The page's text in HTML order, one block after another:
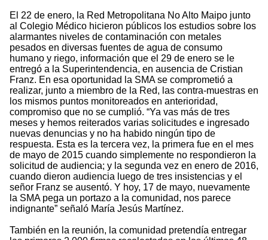
El 22 de enero, la Red Metropolitana No Alto Maipo junto
al Colegio Médico hicieron públicos los estudios sobre los
alarmantes niveles de contaminación con metales
pesados en diversas fuentes de agua de consumo
humano y riego, información que el 29 de enero se le
entregó a la Superintendencia, en ausencia de Cristian
Franz. En esa oportunidad la SMA se comprometió a
realizar, junto a miembro de la Red, las contra-muestras en
los mismos puntos monitoreados en anterioridad,
compromiso que no se cumplió. “Ya vas más de tres
meses y hemos reiterados varias solicitudes e ingresado
nuevas denuncias y no ha habido ningún tipo de
respuesta. Esta es la tercera vez, la primera fue en el mes
de mayo de 2015 cuando simplemente no respondieron la
solicitud de audiencia; y la segunda vez en enero de 2016,
cuando dieron audiencia luego de tres insistencias y el
señor Franz se ausentó. Y hoy, 17 de mayo, nuevamente
la SMA pega un portazo a la comunidad, nos parece
indignante” señaló María Jesús Martínez.
También en la reunión, la comunidad pretendía entregar